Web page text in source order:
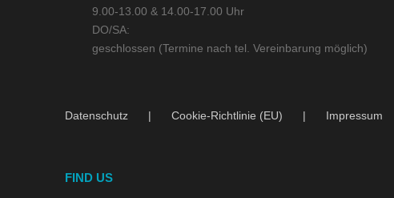
9.00-13.00 & 14.00-17.00 Uhr
DO/SA:
geschlossen (Termine nach tel. Vereinbarung möglich)
Datenschutz Cookie-Richtlinie (EU) Impressum
FIND US